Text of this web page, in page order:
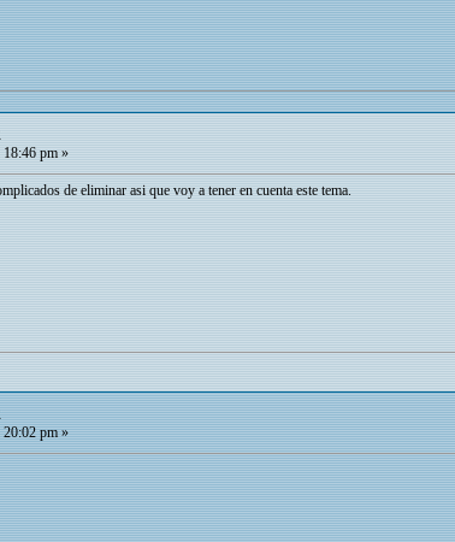
18:46 pm »
de eliminar asi que voy a tener en cuenta este tema.
pm »